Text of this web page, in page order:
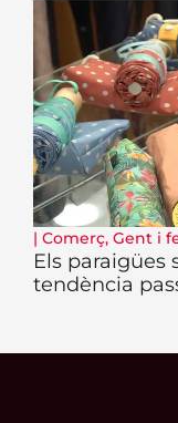
| Comerç, Gent i
Els paraigües
tendència